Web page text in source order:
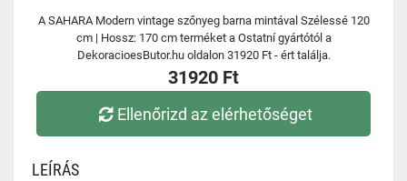
A SAHARA Modern vintage szőnyeg barna mintával Szélessé 120
cm | Hossz: 170 cm terméket a Ostatní gyártótól a
DekoracioesButor.hu oldalon 31920 Ft - ért találja.
31920 Ft
Ellenőrizd az elérhetőséget
LEÍRÁS